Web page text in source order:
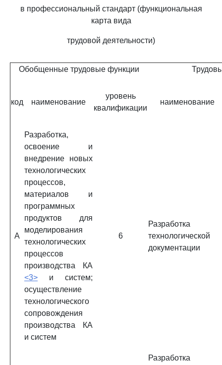
в профессиональный стандарт (функциональная
карта вида
трудовой деятельности)
Обобщенные трудовые функции
код наименование
уровень
квалификации
наименование
A
Разработка,
освоение и
внедрение новых
технологических
процессов,
материалов и
программных
продуктов для
моделирования
технологических
процессов
производства КА
<3> и систем;
осуществление
технологического
сопровождения
производства КА
и систем
6
Разработка
технологической
документации
Разработка